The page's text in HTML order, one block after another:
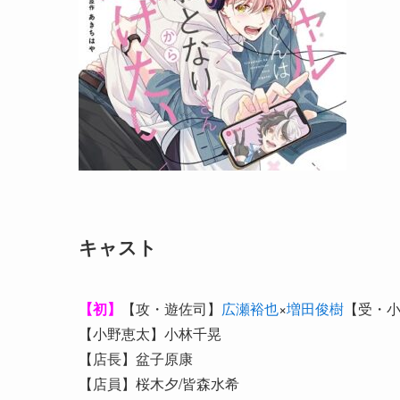
キャスト
【初】 【攻・遊佐司】 広瀬裕也×増田俊樹 【受・
【小野恵太】小林千晃
【店長】盆子原康
【店員】桜木夕/皆森水希